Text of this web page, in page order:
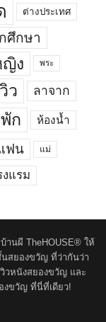
ต่างประเทศ
ศึกษา
ญิง พระ
ว ลาจาก
ก ห้องน้ำ
ฟน แม่
งแรม
านผี TheHOUSE® ให้
นสยองขวัญ ที่ว่ากันว่า
หนังสยองขวัญ และ
งขวัญ ที่นี่ที่เดียว!